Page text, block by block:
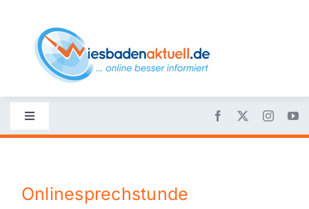
content
Toggle
Navigation
Nachrichten
Onlinesprechstunde